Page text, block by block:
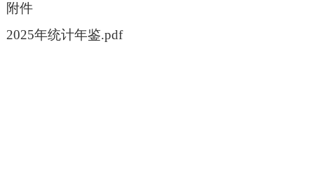
附件
2025年统计年鉴.pdf